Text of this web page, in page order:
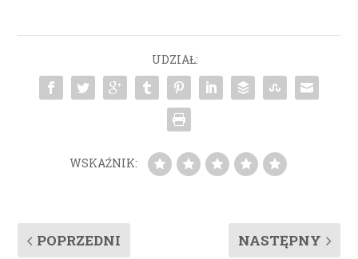
UDZIAŁ:
WSKAŹNIK:
POPRZEDNI NASTĘPNY